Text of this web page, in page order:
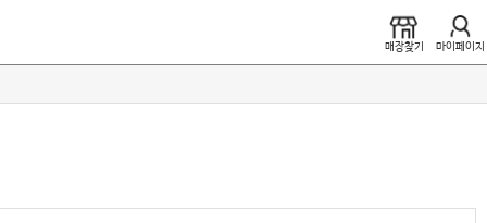
매장찾기 마이페이지